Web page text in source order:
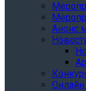
Анонс
Онлайн